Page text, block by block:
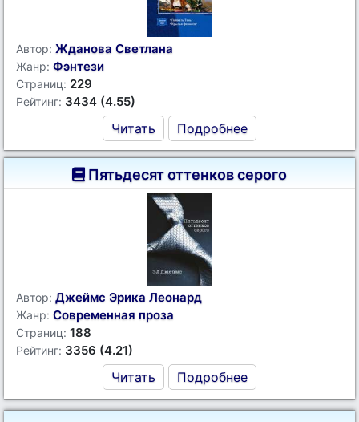
Автор: Жданова Светлана
Жанр: Фэнтези
Страниц: 229
Рейтинг: 3434 (4.55)
Читать Подробнее
Пятьдесят оттенков серого
Автор: Джеймс Эрика Леонард
Жанр: Современная проза
Страниц: 188
Рейтинг: 3356 (4.21)
Читать Подробнее